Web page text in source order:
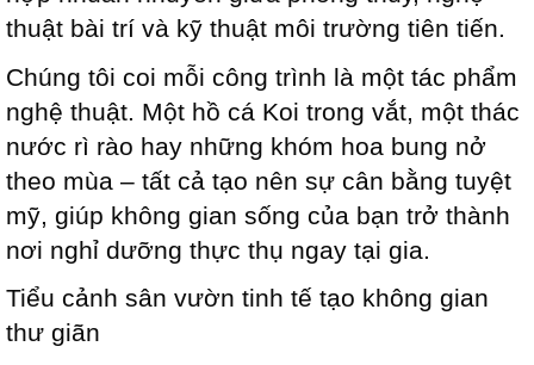
thuật bài trí và kỹ thuật môi trường tiên tiến.
Chúng tôi coi mỗi công trình là một tác phẩm
nghệ thuật. Một hồ cá Koi trong vắt, một thác
nước rì rào hay những khóm hoa bung nở
theo mùa – tất cả tạo nên sự cân bằng tuyệt
mỹ, giúp không gian sống của bạn trở thành
nơi nghỉ dưỡng thực thụ ngay tại gia.
Tiểu cảnh sân vườn tinh tế tạo không gian
thư giãn